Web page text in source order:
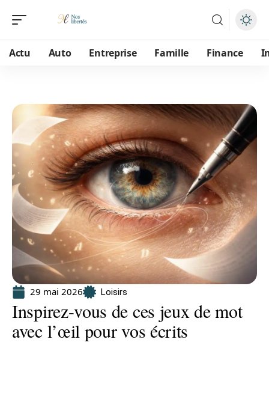
Actu Auto Entreprise Famille Finance
29 mai 2026 Loisirs
Inspirez-vous de ces jeux de mot
avec l’œil pour vos écrits